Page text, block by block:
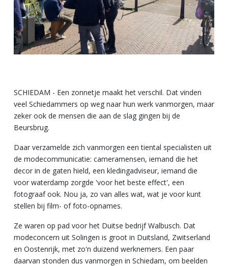
SCHIEDAM - Een zonnetje maakt het verschil. Dat vinden
veel Schiedammers op weg naar hun werk vanmorgen, maar
zeker ook de mensen die aan de slag gingen bij de
Beursbrug.
Daar verzamelde zich vanmorgen een tiental specialisten uit
de modecommunicatie: cameramensen, iemand die het
decor in de gaten hield, een kledingadviseur, iemand die
voor waterdamp zorgde 'voor het beste effect', een
fotograaf ook. Nou ja, zo van alles wat, wat je voor kunt
stellen bij film- of foto-opnames.
Ze waren op pad voor het Duitse bedrijf Walbusch. Dat
modeconcern uit Solingen is groot in Duitsland, Zwitserland
en Oostenrijk, met zo'n duizend werknemers. Een paar
daarvan stonden dus vanmorgen in Schiedam, om beelden